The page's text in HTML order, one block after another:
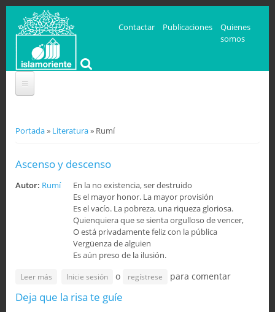
Contactar Publicaciones
Quienes
somos
Se encuentra usted aquí
Portada» Literatura» Rumí
Ascenso y descenso
Autor: Rumí
En la no existencia, ser destruido
Es el mayor honor. La mayor provisión
Es el vacío. La pobreza, una riqueza gloriosa.
Quienquiera que se sienta orgulloso de vencer,
O está privadamente feliz con la pública
Vergüenza de alguien
Es aún preso de la ilusión.
Leer más sobre Ascenso y descenso
Inicie sesión o regístrese para comentar
Deja que la risa te guíe